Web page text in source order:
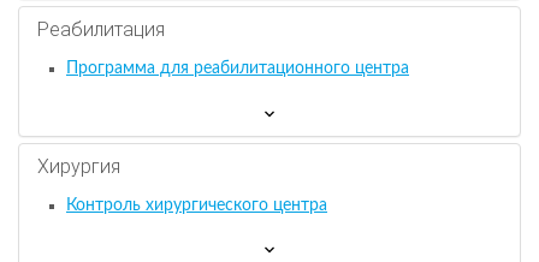
Реабилитация
Программа для реабилитационного центра
Хирургия
Контроль хирургического центра